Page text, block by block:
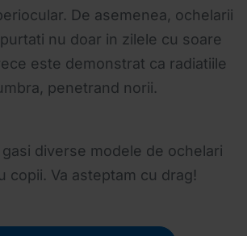
De asemenea, ochelarii
nu doar in zilele cu soare
este demonstrat ca radiatiile
penetrand norii.
diverse modele de ochelari
copii. Va asteptam cu drag!